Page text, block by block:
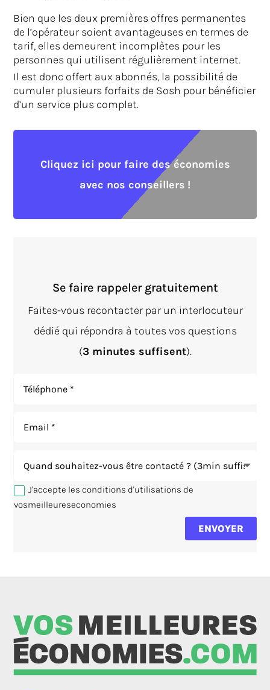
Bien que les deux premières offres permanentes
de l’opérateur soient avantageuses en termes de
tarif, elles demeurent incomplètes pour les
personnes qui utilisent régulièrement internet.
Il est donc offert aux abonnés, la possibilité de
cumuler plusieurs forfaits de Sosh pour bénéficier
d’un service plus complet.
Cliquez ici pour faire des économies
avec nos conseillers !
Se faire rappeler gratuitement
Faites-vous recontacter par un interlocuteur
dédié qui répondra à toutes vos questions
(3 minutes suffisent).
J'accepte les conditions d'utilisations de
vosmeilleureseconomies
ENVOYER